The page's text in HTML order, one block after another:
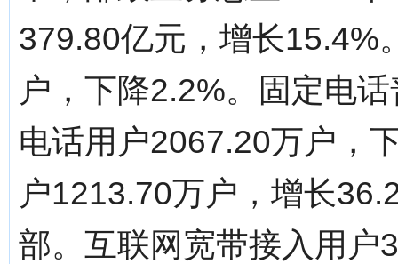
379.80亿元，增长15.4%
户，下降2.2%。固定电
电话用户2067.20万户，
户1213.70万户，增长
部。互联网宽带接入用户